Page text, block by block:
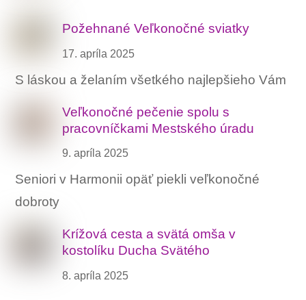
Požehnané Veľkonočné sviatky
17. apríla 2025
S láskou a želaním všetkého najlepšieho Vám
Veľkonočné pečenie spolu s
pracovníčkami Mestského úradu
9. apríla 2025
Seniori v Harmonii opäť piekli veľkonočné
dobroty
Krížová cesta a svätá omša v
kostolíku Ducha Svätého
8. apríla 2025